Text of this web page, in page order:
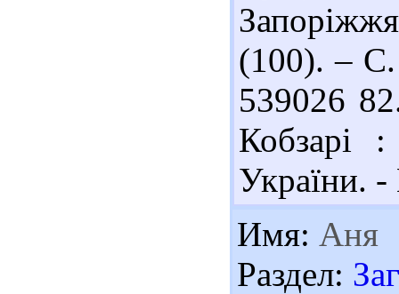
(100). – С.
539026
Кобзарі :
України.
Имя: Аня
Раздел: